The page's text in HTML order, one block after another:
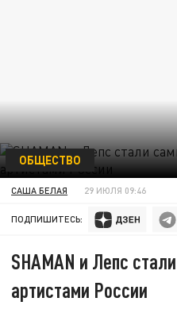
ОБЩЕСТВО
САША БЕЛАЯ 29 ИЮЛЯ 09:46
ПОДПИШИТЕСЬ:
SHAMAN и Лепс
артистами России